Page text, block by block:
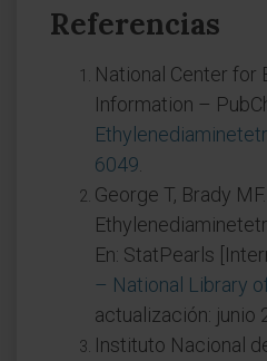
Referencias
National Center for
Information –
6049
George T, Brady MF.
En: StatPearls
– National Library
actualización: junio
Instituto Nacional